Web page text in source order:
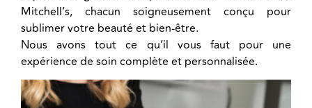
Mitchell’s, chacun soigneusement conçu pour
sublimer votre beauté et bien-être.
Nous avons tout ce qu’il vous faut pour une
expérience de soin complète et personnalisée.